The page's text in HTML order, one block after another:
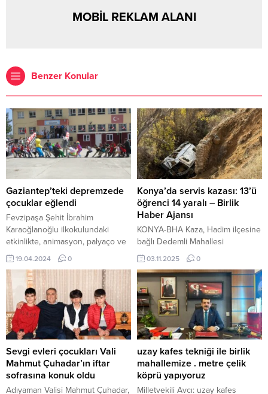
MOBİL REKLAM ALANI
Benzer Konular
Gaziantep’teki depremzede
çocuklar eğlendi
Fevzipaşa Şehit İbrahim
Karaoğlanoğlu ilkokulundaki
etkinlikte, animasyon, palyaço ve
yüz boyama gösterileri, halat
çekme yarışması ve balon şovu
yapıldı, çocuklara pamuk şekeri
ve patlamış mısır ikram edildi.
GTO Yönetim Kurulu Üyesi
Ahmet Özgözükara, faaliyet
kulübü olarak oda personelince
tamamen gönüllülük esasıyla
çalışmalar yürütüldüğünü,
yaklaşık 10 yıldan bu yana
Gaziantep’te ve...
19.04.2024 0
Konya’da servis kazası: 13’ü
öğrenci 14 yaralı – Birlik
Haber Ajansı
KONYA-BHA Kaza, Hadim ilçesine
bağlı Dedemli Mahallesi
yakınlarında meydana geldi.
Sürücüsünün kontrolünden çıkan
öğrenci servisi, virajı alamayarak
yaklaşık 30 metrelik uçuruma
yuvarlandı. İhbar üzerine olay
yerine sağlık, jandarma ve itfaiye
ekipleri sevk edildi. Ekiplerin
güçlükle ulaştığı kazazedelerden
13 öğrenci ile sürücü, sedyelerle
uçurumdan çıkarılarak
ambulanslarla Hadim Devlet
Hastanesi’ne kaldırıldı. Buradaki...
03.11.2025 0
Sevgi evleri çocukları Vali
Mahmut Çuhadar’ın iftar
sofrasına konuk oldu
Adıyaman Valisi Mahmut Çuhadar,
uzay kafes tekniği ile birlik
mahallemize . metre çelik
köprü yapıyoruz
Milletvekili Avcı: uzay kafes